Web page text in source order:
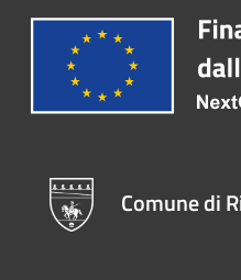
Comune di